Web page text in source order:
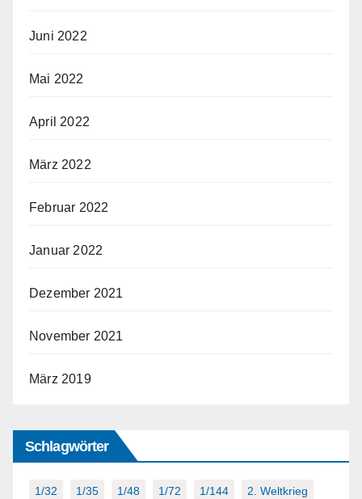
Juni 2022
Mai 2022
April 2022
März 2022
Februar 2022
Januar 2022
Dezember 2021
November 2021
März 2019
Schlagwörter
1/32 1/35 1/48 1/72 1/144 2. Weltkrieg